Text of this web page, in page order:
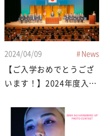
2024/04/09 News
【ご入学おめでとうござ
います！】2024年度入学